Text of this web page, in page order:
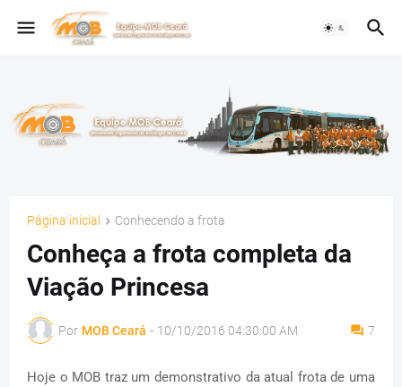
Página inicial Conhecendo a frota
Conheça a frota completa da
Viação Princesa
Por MOB Ceará - 10/10/2016 04:30:00 AM 7
Hoje o MOB traz um demonstrativo da atual frota de uma